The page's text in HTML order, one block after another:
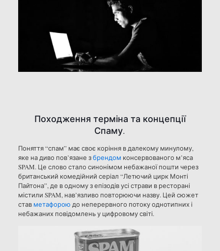
Походження терміна та концепції
Спаму.
Поняття “спам” має своє коріння в далекому минулому,
яке на диво пов’язане збрендом консервованого м’яса
SPAM. Це слово стало синонімом небажаної пошти через
британський комедійний серіал “Летючий цирк Монті
Пайтона”, де в одному з епізодів усі страви в ресторані
містили SPAM, нав’язливо повторюючи назву. Цей сюжет
став метафорою до неперервного потоку однотипних і
небажаних повідомлень у цифровому світі.